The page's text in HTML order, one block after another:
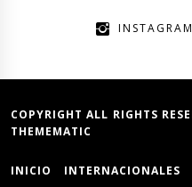
INSTAGRAM
COPYRIGHT ALL RIGHTS
THEMEMATIC
INICIO INTERNACIONALES